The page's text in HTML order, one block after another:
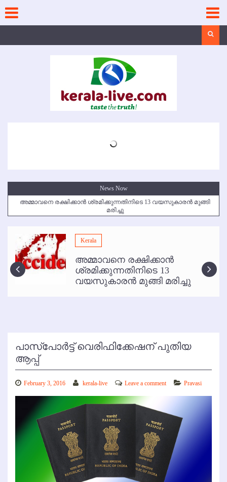
content
News Now
അമ്മാവനെ രക്ഷിക്കാന്‍ ശ്രമിക്കുന്നതിനിടെ 13 വയസുകാരന്‍ മുങ്ങി
മരിച്ചു
മമ്പുറം ആണ്ടു നേര്‍ച്ച ജൂണ്‍ 17 മുതല്‍
ഇനി രമേശ് പിഷാരടി സ്റ്റേജ് ഷോകള്‍ക്ക് ഇല്ല
കോഴിക്കോട് വിമാനത്താവളത്തില്‍ അനധികൃത പാര്‍ക്കിംഗ് പിരിവ് :
പരാതി തള്ളി
Kerala
അമ്മാവനെ രക്ഷിക്കാന്‍
ശ്രമിക്കുന്നതിനിടെ 13
വയസുകാരന്‍ മുങ്ങി മരിച്ചു
പാസ്‌പോര്‍ട്ട് വെരിഫിക്കേഷന് പുതിയ
ആപ്പ്
February 3, 2016 kerala-live Leave a comment Pravasi